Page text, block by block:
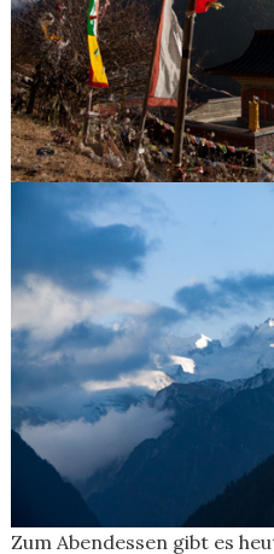
Zum Abendessen gibt es